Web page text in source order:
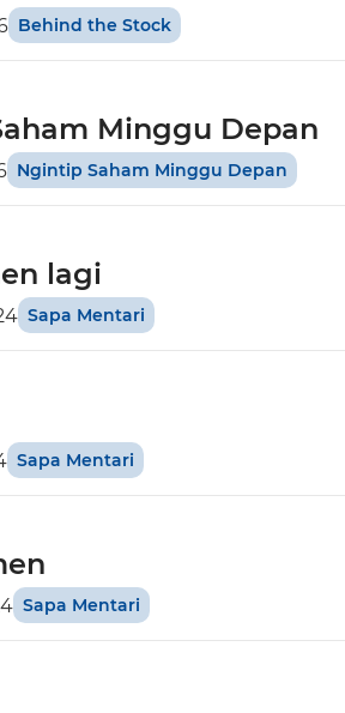
Behind the Stock
Minggu Depan
Ngintip Saham Minggu Depan
lagi
Sapa Mentari
Sapa Mentari
Sapa Mentari